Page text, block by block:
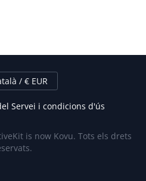
Català / € EUR
Servei i condicions d'ús
is now Kovu. Tots els drets